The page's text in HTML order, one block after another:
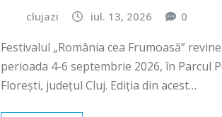
perioada 4-6 septembrie 2026, în Parcul
Floreşti, județul Cluj. Ediția din acest…
READ MORE
BREAKING NEWS